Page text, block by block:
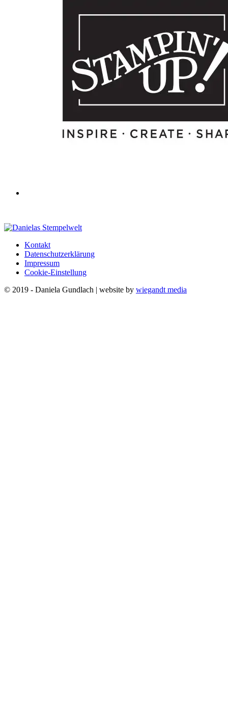
Kontakt
Datenschutzerklärung
Impressum
Cookie-Einstellung
© 2019 - Daniela Gundlach | website by wiegandt media